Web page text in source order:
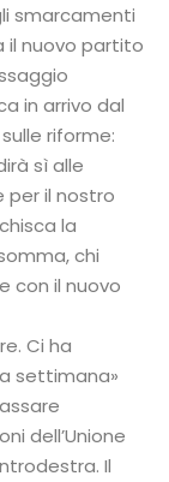
smarcamenti
il nuovo partito
in arrivo dal
riforme:
sì alle
per il nostro
la
chi
con il nuovo
Ci ha
settimana»
dell’Unione
Il